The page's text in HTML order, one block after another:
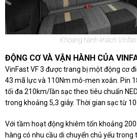
Khoang hành khách
ĐỘNG CƠ VÀ VẬN HÀNH CỦA
VinFast VF 3 được trang bị một động cơ
43 mã lực và 110Nm mô-men xoắn. Pin
tối đa 210km/lần sạc theo tiêu chuẩn
trong khoảng 5,3 giây. Thời gian sạc từ
Với tầm hoạt động khiêm tốn khoảng
hàng có nhu cầu di chuyển chủ yếu trong